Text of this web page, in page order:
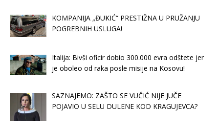
KOMPANIJA „ĐUKIĆ“ PRESTIŽNA U PRUŽANJU
POGREBNIH USLUGA!
Italija: Bivši oficir dobio 300.000 evra odštete jer
je oboleo od raka posle misije na Kosovu!
SAZNAJEMO: ZAŠTO SE VUČIĆ NIJE JUČE
POJAVIO U SELU DULENE KOD KRAGUJEVCA?